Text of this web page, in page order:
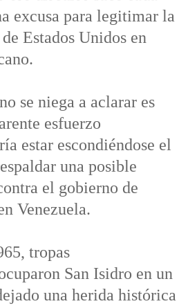
excusa para legitimar la
Estados Unidos en
se niega a aclarar es
esfuerzo
estar escondiéndose el
una posible
el gobierno de
Venezuela.
tropas
San Isidro en un
una herida histórica